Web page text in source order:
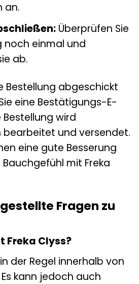
an.
Überprüfen Sie
noch einmal und
ab.
Bestellung abgeschickt
eine Bestätigungs-E-
Bestellung wird
und versendet.
eine gute Besserung
mit Freka
Fragen zu
Freka Clyss?
der Regel innerhalb von
kann jedoch auch